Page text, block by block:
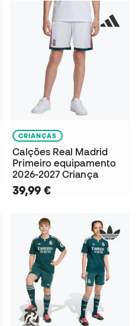
CRIANÇAS
Calções Real Madrid
Primeiro equipamento
2026-2027 Criança
39,99 €